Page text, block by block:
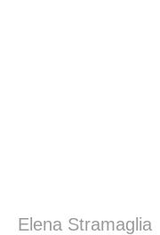
Elena Stramaglia